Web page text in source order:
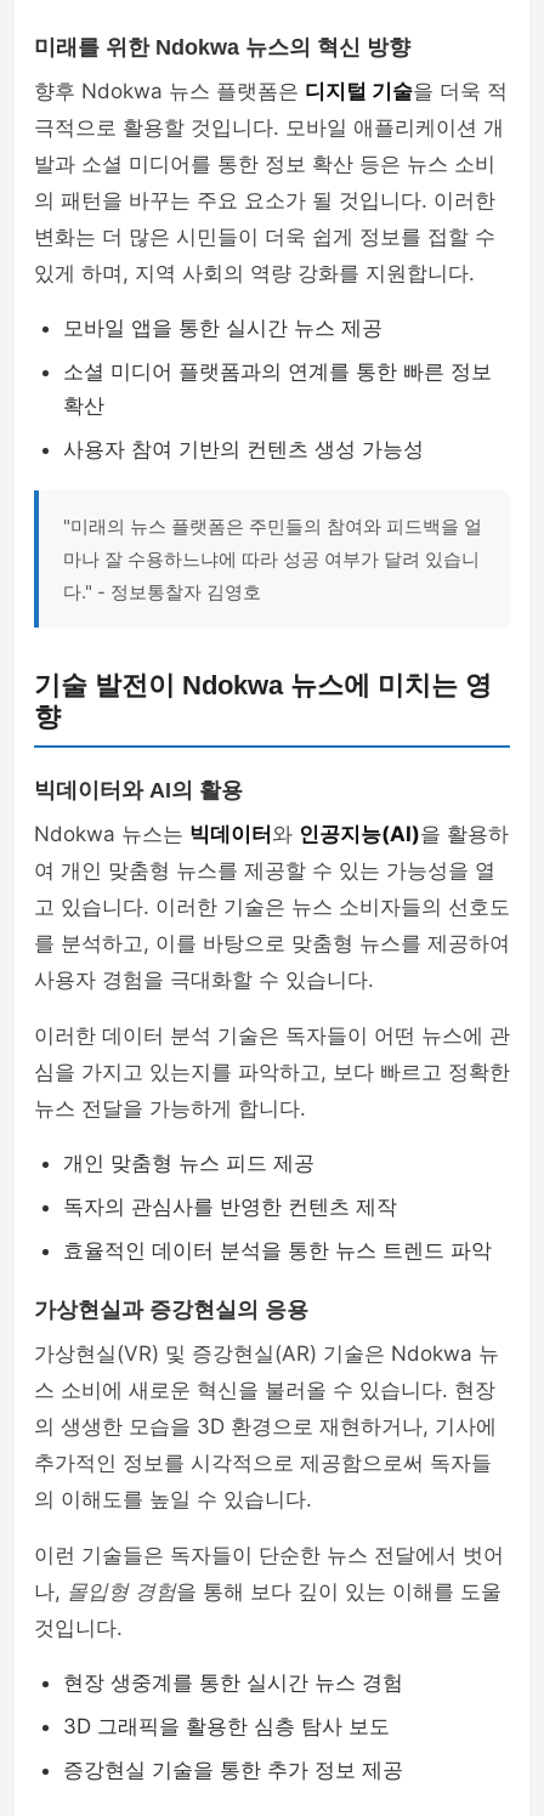
미래를 위한 Ndokwa 뉴스의 혁신 방향
향후 Ndokwa 뉴스 플랫폼은 디지털 기술을 더욱 적
극적으로 활용할 것입니다. 모바일 애플리케이션 개
발과 소셜 미디어를 통한 정보 확산 등은 뉴스 소비
의 패턴을 바꾸는 주요 요소가 될 것입니다. 이러한
변화는 더 많은 시민들이 더욱 쉽게 정보를 접할 수
있게 하며, 지역 사회의 역량 강화를 지원합니다.
모바일 앱을 통한 실시간 뉴스 제공
소셜 미디어 플랫폼과의 연계를 통한 빠른 정보
확산
사용자 참여 기반의 컨텐츠 생성 가능성
"미래의 뉴스 플랫폼은 주민들의 참여와 피드백을 얼
마나 잘 수용하느냐에 따라 성공 여부가 달려 있습니
다." - 정보통찰자 김영호
기술 발전이 Ndokwa 뉴스에 미치는 영
향
빅데이터와 AI의 활용
Ndokwa 뉴스는 빅데이터 와 인공지능(AI)을 활용하
여 개인 맞춤형 뉴스를 제공할 수 있는 가능성을 열
고 있습니다. 이러한 기술은 뉴스 소비자들의 선호도
를 분석하고, 이를 바탕으로 맞춤형 뉴스를 제공하여
사용자 경험을 극대화할 수 있습니다.
이러한 데이터 분석 기술은 독자들이 어떤 뉴스에 관
심을 가지고 있는지를 파악하고, 보다 빠르고 정확한
뉴스 전달을 가능하게 합니다.
개인 맞춤형 뉴스 피드 제공
독자의 관심사를 반영한 컨텐츠 제작
효율적인 데이터 분석을 통한 뉴스 트렌드 파악
가상현실과 증강현실의 응용
가상현실(VR) 및 증강현실(AR) 기술은 Ndokwa 뉴
스 소비에 새로운 혁신을 불러올 수 있습니다. 현장
의 생생한 모습을 3D 환경으로 재현하거나, 기사에
추가적인 정보를 시각적으로 제공함으로써 독자들
의 이해도를 높일 수 있습니다.
이런 기술들은 독자들이 단순한 뉴스 전달에서 벗어
나, 몰입형 경험을 통해 보다 깊이 있는 이해를 도울
것입니다.
현장 생중계를 통한 실시간 뉴스 경험
3D 그래픽을 활용한 심층 탐사 보도
증강현실 기술을 통한 추가 정보 제공